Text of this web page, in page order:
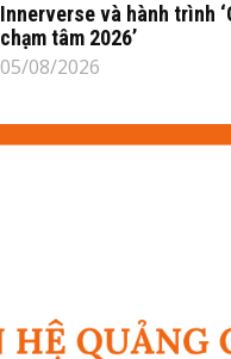
Innerverse và hành trình
chạm tâm 2026’
05/08/2026